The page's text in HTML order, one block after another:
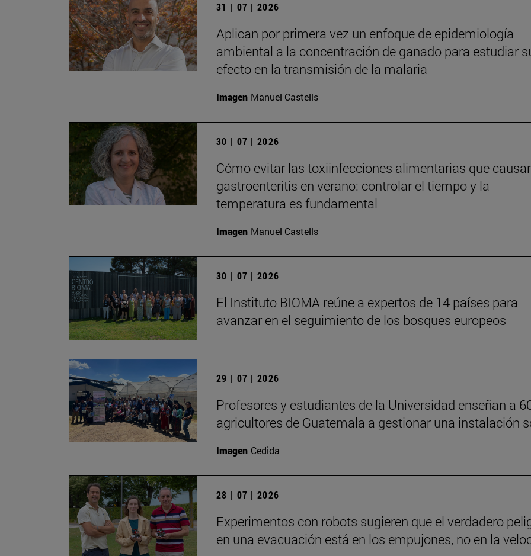
31 | 07 | 2026
Aplican por primera vez un enfoque de epidemiología
ambiental a la concentración de ganado para estudiar
efecto en la transmisión de la malaria
Imagen Manuel Castells
30 | 07 | 2026
Cómo evitar las toxiinfecciones alimentarias que
gastroenteritis en verano: controlar el tiempo y la
temperatura es fundamental
Imagen Manuel Castells
30 | 07 | 2026
El Instituto BIOMA reúne a expertos de 14 países para
avanzar en el seguimiento de los bosques europeos
29 | 07 | 2026
Profesores y estudiantes de la Universidad enseñan a
agricultores de Guatemala a gestionar una instalación
Imagen Cedida
28 | 07 | 2026
Experimentos con robots sugieren que el verdadero
en una evacuación está en los empujones, no en la